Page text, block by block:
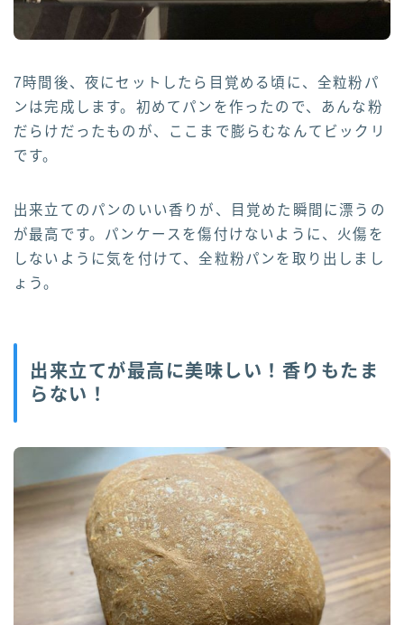
7時間後、夜にセットしたら目覚める頃に、全粒粉パ
ンは完成します。初めてパンを作ったので、あんな粉
だらけだったものが、ここまで膨らむなんてビックリ
です。
出来立てのパンのいい香りが、目覚めた瞬間に漂うの
が最高です。パンケースを傷付けないように、火傷を
しないように気を付けて、全粒粉パンを取り出しまし
ょう。
出来立てが最高に美味しい！香りもたま
らない！